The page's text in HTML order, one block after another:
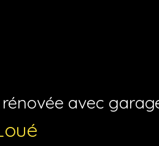
avec